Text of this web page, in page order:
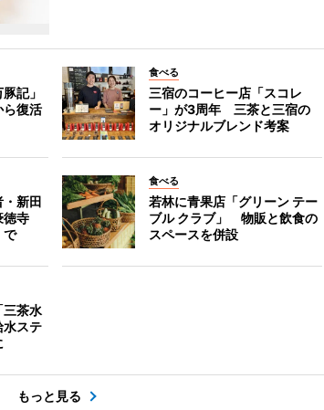
記」
復活
食べる
三宿のコーヒー店「スコレ
ー」が3周年 三茶と三宿の
オリジナルブレンド考案
・新田
寺
で
食べる
若林に青果店「グリーン テー
ブル クラブ」 物販と飲食の
スペースを併設
三茶水
ステ
もっと見る